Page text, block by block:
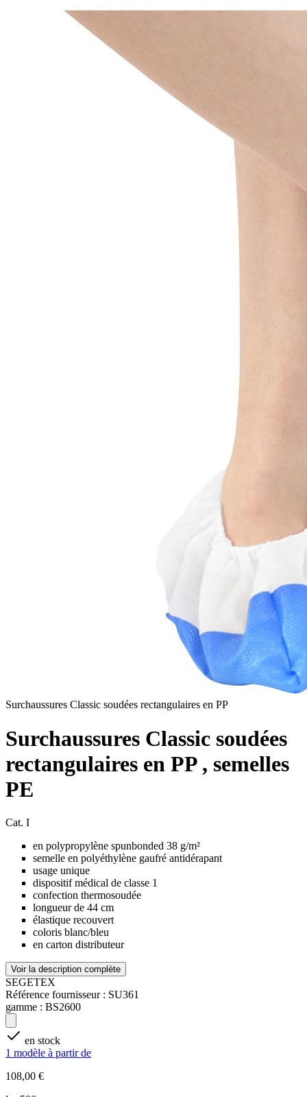
Surchaussures Classic soudées rectangulaires en PP
Surchaussures Classic soudées
rectangulaires en PP , semelles
PE
Cat. I
en polypropylène spunbonded 38 g/m²
semelle en polyéthylène gaufré antidérapant
usage unique
dispositif médical de classe 1
confection thermosoudée
longueur de 44 cm
élastique recouvert
coloris blanc/bleu
en carton distributeur
Voir la description complète
SEGETEX
Référence fournisseur : SU361
gamme : BS2600
en stock
1 modèle à partir de
108,00 €